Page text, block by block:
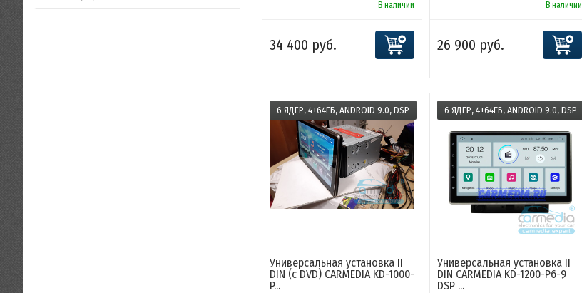
В наличии
34 400 руб.
В наличии
26 900 руб.
6 ЯДЕР, 4+64ГБ, ANDROID 9.0, DSP
Универсальная установка II
DIN (с DVD) CARMEDIA KD-1000-
P...
6 ЯДЕР, 4+64ГБ, ANDROID 9.0, DSP
Универсальная установка II
DIN CARMEDIA KD-1200-P6-9
DSP ...